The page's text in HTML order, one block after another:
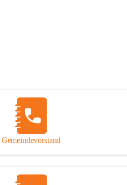
Gemeindevorstand